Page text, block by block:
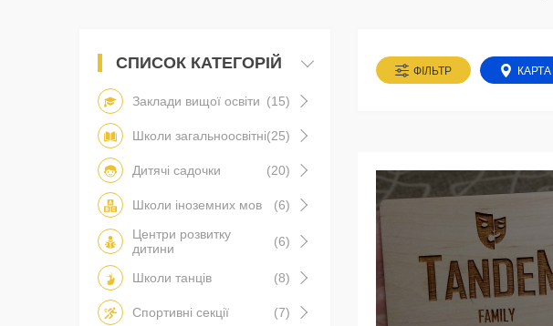
ФІЛЬТР КАРТА
СПИСОК КАТЕГОРІЙ
Заклади вищої освіти (15)
Школи загальноосвітні(25)
Дитячі садочки (20)
Школи іноземних мов
(6)
Центри розвитку
дитини
(6)
Школи танців (8)
Спортивні секції (7)